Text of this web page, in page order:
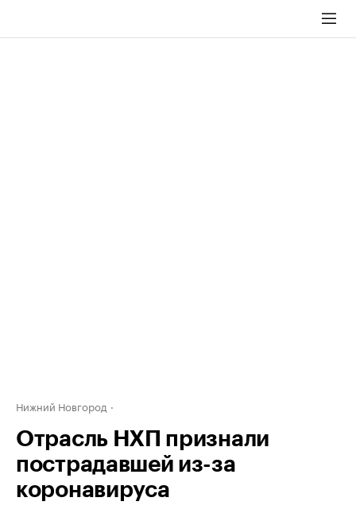
Нижний Новгород
Отрасль НХП признали
пострадавшей из-за
коронавируса